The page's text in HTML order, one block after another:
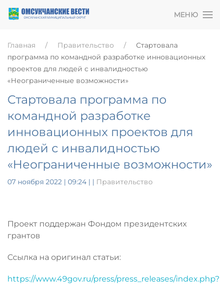
МЕНЮ
Главная Правительство
Стартовала
программа по командной разработке инновационных
проектов для людей с инвалидностью
«Неограниченные возможности»
Стартовала программа по
командной разработке
инновационных проектов для
людей с инвалидностью
«Неограниченные возможности»
07 ноября 2022 | 09:24 | | Правительство
Проект поддержан Фондом президентских
грантов
Ссылка на оригинал статьи:
https://www.49gov.ru/press/press_releases/index.php?